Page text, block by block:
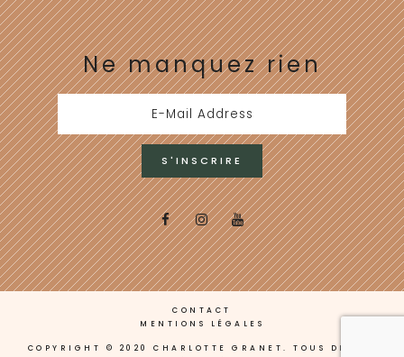
Ne manquez rien
CONTACT
MENTIONS LÉGALES
COPYRIGHT © 2020 CHARLOTTE GRANET. TOUS DROITS